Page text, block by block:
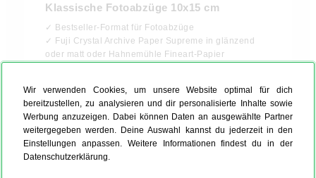
Wir verwenden Cookies, um unsere Website optimal für dich
bereitzustellen, zu analysieren und dir personalisierte Inhalte sowie
Werbung anzuzeigen. Dabei können Daten an ausgewählte Partner
weitergegeben werden. Deine Auswahl kannst du jederzeit in den
Einstellungen anpassen. Weitere Informationen findest du in der
Datenschutzerklärung.
Klassische Fotoabzüge 10x15 cm
✓ Bestseller-Format für Fotoabzüge
✓ Fuji Crystal Archive Paper Supreme in glänzend
oder matt oder Hahnemühle Fineart-Papier
100 Stück, 15 x 10 cm, glänzend
€ 9,99